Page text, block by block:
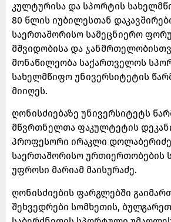
კულტურისა და სპორტის
80 წლის იუბილესთან
საერთაშორისო სამეცნიერო
მშვიდობისა და
მონაწილეობა საქართველოს
სახელმწიფო უნივერსიტეტის
მიიღეს.
ღონისძიებაზე უნივერსიტეტს
მწვრთნელთა ფაკულტეტის
პროფესორი ირაკლი
საერთაშორისო ურთიერთობების
უფროსი მარიამ მაისურაძე.
ღონისძიების ფარგლებში
შეხვედრები სომხეთის,